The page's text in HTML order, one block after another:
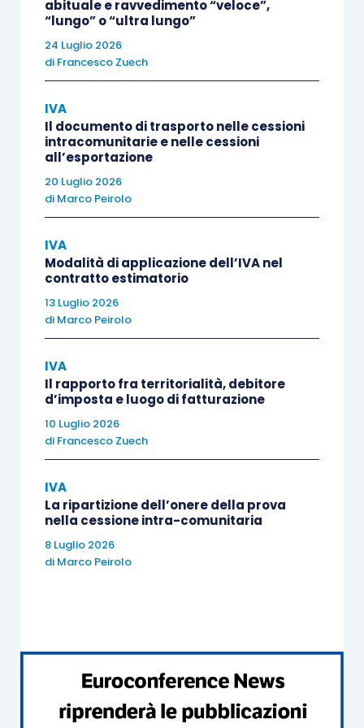
In ogni caso trovanoapplicazione le sanzioni
previstedal citato comma 2-ter, con possibilità di
avvalersi dell’istituto del
Larisoluzione 104/E/2017ha riepilogato le
ipotesi sanzionatorie modulate a seconda del
momento in cui avviene la regolarizzazione
Il contribuente può correggere i dati omessi,
incompleti o infedeli del modello Lipe riferito al
quarto trimestre 2018, trasmettendo la
comunicazione entro il 25 aprile
il termine è automaticamente spostato al 26
aprile), beneficiando così dellasanzione ridotta
alla metà
tempestività del versamentocome segue:
1/9 della sanzione
regolarizzazioneentro l’anno successivo
1/7 della sanzionein caso di
regolarizzazione
regolarizzazionefino alla notifica
dell’atto impositivo.
abituale e ravvedimento “veloce”,
“lungo” o “ultra lungo”
24 Luglio 2026
di Francesco Zuech
IVA
Il documento di trasporto nelle cessioni
intracomunitarie e nelle cessioni
all’esportazione
20 Luglio 2026
di Marco Peirolo
IVA
Modalità di applicazione dell’IVA nel
contratto estimatorio
13 Luglio 2026
di Marco Peirolo
IVA
Il rapporto fra territorialità, debitore
d’imposta e luogo di fatturazione
10 Luglio 2026
di Francesco Zuech
IVA
La ripartizione dell’onere della prova
nella cessione intra-comunitaria
8 Luglio 2026
di Marco Peirolo